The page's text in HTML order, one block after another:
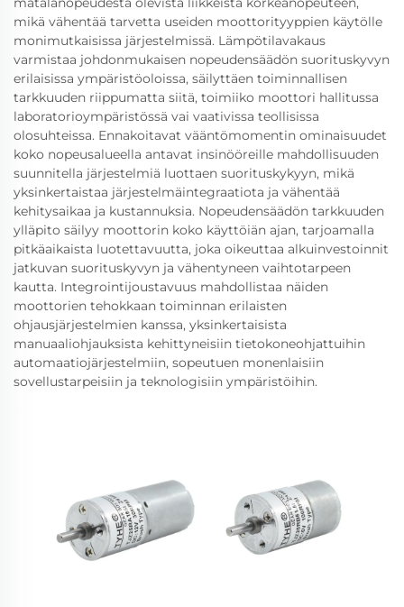
mikä vähentää tarvetta useiden moottorityyppien käytölle
monimutkaisissa järjestelmissä. Lämpötilavakaus
varmistaa johdonmukaisen nopeudensäädön suorituskyvyn
erilaisissa ympäristöoloissa, säilyttäen toiminnallisen
tarkkuuden riippumatta siitä, toimiiko moottori hallitussa
laboratorioympäristössä vai vaativissa teollisissa
olosuhteissa. Ennakoitavat vääntömomentin ominaisuudet
koko nopeusalueella antavat insinööreille mahdollisuuden
suunnitella järjestelmiä luottaen suorituskykyyn, mikä
yksinkertaistaa järjestelmäintegraatiota ja vähentää
kehitysaikaa ja kustannuksia. Nopeudensäädön tarkkuuden
ylläpito säilyy moottorin koko käyttöiän ajan, tarjoamalla
pitkäaikaista luotettavuutta, joka oikeuttaa alkuinvestoinnit
jatkuvan suorituskyvyn ja vähentyneen vaihtotarpeen
kautta. Integrointijoustavuus mahdollistaa näiden
moottorien tehokkaan toiminnan erilaisten
ohjausjärjestelmien kanssa, yksinkertaisista
manuaaliohjauksista kehittyneisiin tietokoneohjattuihin
automaatiojärjestelmiin, sopeutuen monenlaisiin
sovellustarpeisiin ja teknologisiin ympäristöihin.